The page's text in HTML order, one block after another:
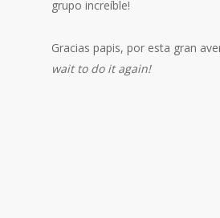
grupo increíble!
Gracias papis, por esta gran
wait to do it again!